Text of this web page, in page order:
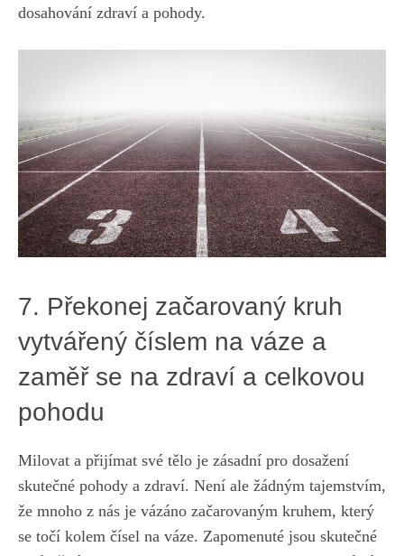
dosahování zdraví a pohody.
7. Překonej začarovaný kruh
vytvářený číslem na váze a
zaměř se na zdraví⁢ a ‌celkovou
pohodu
Milovat a přijímat své ⁢tělo je zásadní pro dosažení‍
skutečné⁣ pohody a zdraví. Není ‌ale žádným tajemstvím,
že mnoho z nás je‍ vázáno‌ začarovaným kruhem, který
se točí kolem čísel na váze. Zapomenuté jsou skutečné